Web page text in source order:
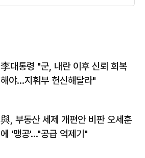
李대통령 "군, 내란 이후 신뢰 회복
해야…지휘부 헌신해달라"
與, 부동산 세제 개편안 비판 오세훈
에 '맹공'…"공급 억제기"